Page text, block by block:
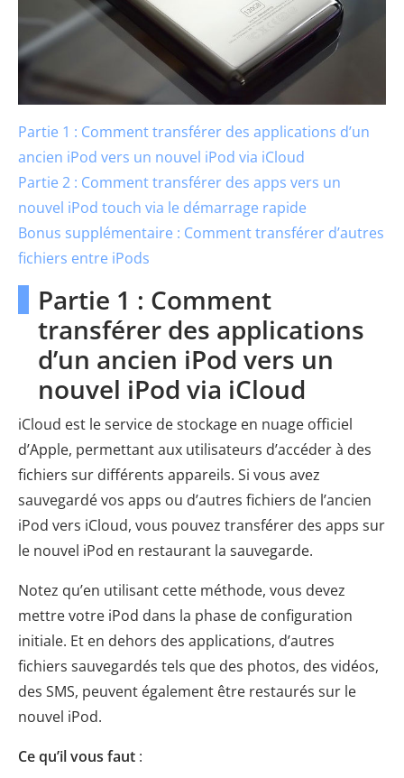
Partie 1 : Comment transférer des applications d’un
ancien iPod vers un nouvel iPod via iCloud
Partie 2 : Comment transférer des apps vers un
nouvel iPod touch via le démarrage rapide
Bonus supplémentaire : Comment transférer d’autres
fichiers entre iPods
Partie 1 : Comment
transférer des applications
d’un ancien iPod vers un
nouvel iPod via iCloud
iCloud est le service de stockage en nuage officiel
d’Apple, permettant aux utilisateurs d’accéder à des
fichiers sur différents appareils. Si vous avez
sauvegardé vos apps ou d’autres fichiers de l’ancien
iPod vers iCloud, vous pouvez transférer des apps sur
le nouvel iPod en restaurant la sauvegarde.
Notez qu’en utilisant cette méthode, vous devez
mettre votre iPod dans la phase de configuration
initiale. Et en dehors des applications, d’autres
fichiers sauvegardés tels que des photos, des vidéos,
des SMS, peuvent également être restaurés sur le
nouvel iPod.
Ce qu’il vous faut :